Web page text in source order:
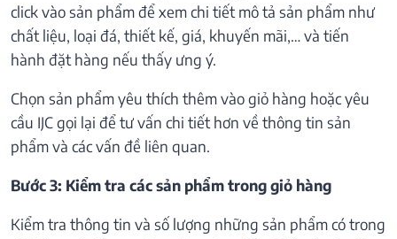
click vào sản phẩm để xem chi tiết mô tả sản phẩm như
chất liệu, loại đá, thiết kế, giá, khuyến mãi,… và tiến
hành đặt hàng nếu thấy ưng ý.
Chọn sản phẩm yêu thích thêm vào giỏ hàng hoặc yêu
cầu IJC gọi lại để tư vấn chi tiết hơn về thông tin sản
phẩm và các vấn đề liên quan.
Bước 3: Kiểm tra các sản phẩm trong giỏ hàng
Kiểm tra thông tin và số lượng những sản phẩm có trong